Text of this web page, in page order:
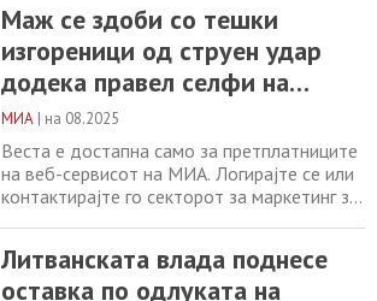
изгореници од струен удар додека правел
селфи на покрив на воз во Германија
Литванската влада поднесе оставка по
одлуката на премиерот да се повлече
Вооружена
Маж се здоби со тешки
изгореници од струен удар
додека правел селфи на
покрив на воз во Германија
МИА | на 08.2025
Веста е достапна само за претплатниците
на веб-сервисот на МИА. Логирајте се или
контактирајте го секторот за маркетинг за
поднесе оставка по одлуката на
премиерот да се повлече Вооружена
Литванската влада поднесе
оставка по одлуката на